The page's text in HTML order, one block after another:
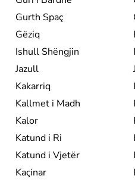
Gurth Spaç
Gëziq
Ishull Shëngjin
Jazull
Kakarriq
Kallmet i Madh
Kalor
Katund i Ri
Katund i Vjetër
Kaçinar